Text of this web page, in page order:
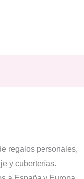
regalos personales,
y cuberterías.